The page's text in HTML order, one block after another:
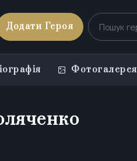
Додати Героя
Фотогалерея